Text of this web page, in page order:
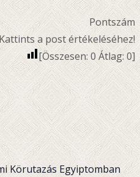
Pontszám
Kattints a post értékeléséhez!
[Összesen: 0 Átlag:0]
Körutazás Egyiptomban